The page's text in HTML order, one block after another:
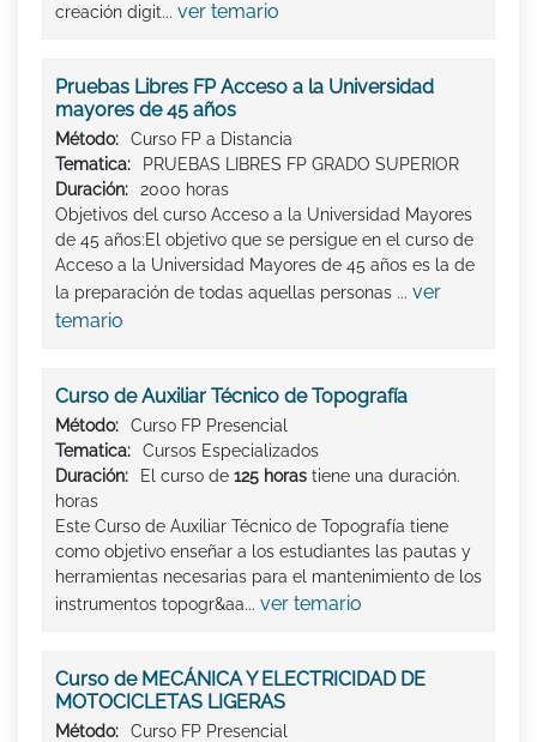
creación digit... ver temario
Pruebas Libres FP Acceso a la Universidad
mayores de 45 años
Método:
Curso FP a Distancia
Tematica:
PRUEBAS LIBRES FP GRADO SUPERIOR
Duración:
2000 horas
Objetivos del curso Acceso a la Universidad Mayores
de 45 años:El objetivo que se persigue en el curso de
Acceso a la Universidad Mayores de 45 años es la de
la preparación de todas aquellas personas ... ver
temario
Curso de Auxiliar Técnico de Topografía
Método:
Curso FP Presencial
Tematica:
Cursos Especializados
Duración:
El curso de 125 horas tiene una duración.
horas
Este Curso de Auxiliar Técnico de Topografía tiene
como objetivo enseñar a los estudiantes las pautas y
herramientas necesarias para el mantenimiento de los
instrumentos topogr&aa... ver temario
Curso de MECÁNICA Y ELECTRICIDAD DE
MOTOCICLETAS LIGERAS
Método:
Curso FP Presencial